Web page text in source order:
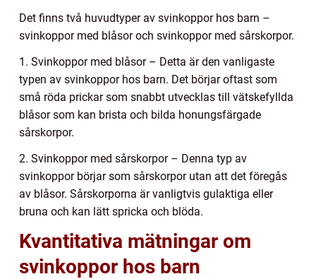
Det finns två huvudtyper av svinkoppor hos barn –
svinkoppor med blåsor och svinkoppor med sårskorpor.
1. Svinkoppor med blåsor – Detta är den vanligaste
typen av svinkoppor hos barn. Det börjar oftast som
små röda prickar som snabbt utvecklas till vätskefyllda
blåsor som kan brista och bilda honungsfärgade
sårskorpor.
2. Svinkoppor med sårskorpor – Denna typ av
svinkoppor börjar som sårskorpor utan att det föregås
av blåsor. Sårskorporna är vanligtvis gulaktiga eller
bruna och kan lätt spricka och blöda.
Kvantitativa mätningar om
svinkoppor hos barn